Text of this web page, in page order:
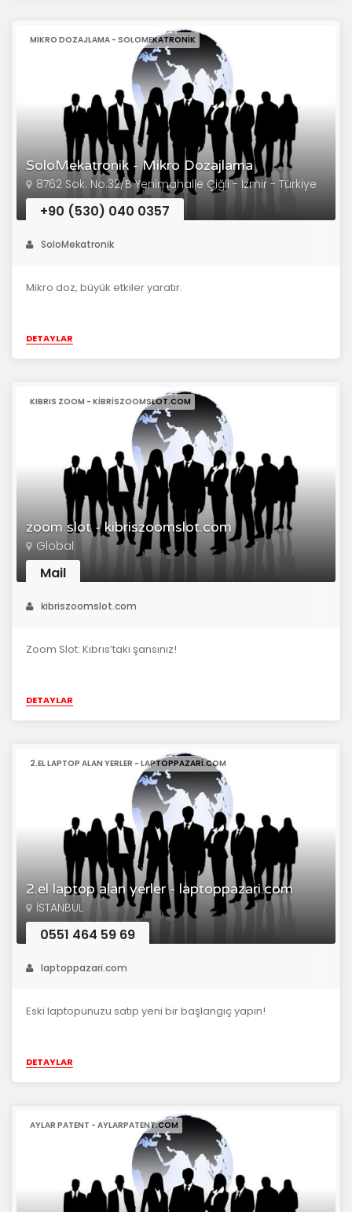
SoloMekatronik - Mikro Dozajlama
MIKRO DOZAJLAMA - SOLOMEKATRONIK
8762 Sok. No:32/B Yenimahalle Çiğli - İzmir - Türkiye
+90 (530) 040 0357
SoloMekatronik
Mikro doz, büyük etkiler yaratır.
DETAYLAR
zoom slot - kibriszoomslot.com
KIBRIS ZOOM - KIBRISZOOMSLOT.COM
Global
Mail
kibriszoomslot.com
Zoom Slot: Kıbrıs’taki şansınız!
DETAYLAR
2.el laptop alan yerler - laptoppazari.com
2.EL LAPTOP ALAN YERLER - LAPTOPPAZARI.COM
İSTANBUL
0551 464 59 69
laptoppazari.com
Eski laptopunuzu satıp yeni bir başlangıç yapın!
DETAYLAR
AYLAR PATENT - AYLARPATENT.COM